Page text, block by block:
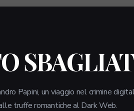
Papini, un viaggio nel crimine
truffe romantiche al Dark Web.